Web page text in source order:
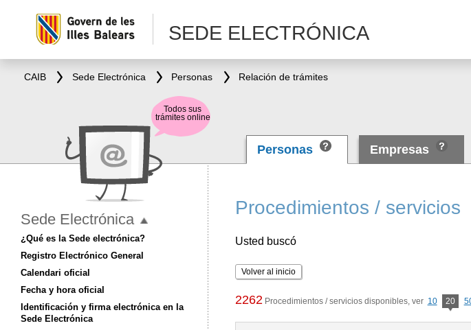
SEDE ELECTRÓNICA
CAIB Sede Electrónica Personas Relación de trámites
Personas Empresas
Procedimientos / servicios
Usted buscó
Volver al inicio
2262 Procedimientos / servicios disponibles, ver 10 20
Todos sus
trámites online
Sede Electrónica
¿Qué es la Sede electrónica?
Registro Electrónico General
Calendari oficial
Fecha y hora oficial
Identificación y firma electrónica en la
Sede Electrónica